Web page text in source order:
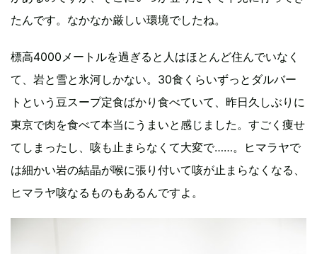
たんです。なかなか厳しい環境でしたね。
標高4000メートルを過ぎると人はほとんど住んでいなく
て、岩と雪と氷河しかない。30食くらいずっとダルバー
トという豆スープ定食ばかり食べていて、昨日久しぶりに
東京で肉を食べて本当にうまいと感じました。すごく痩せ
てしまったし、咳も止まらなくて大変で……。ヒマラヤで
は細かい岩の結晶が喉に張り付いて咳が止まらなくなる、
ヒマラヤ咳なるものもあるんですよ。